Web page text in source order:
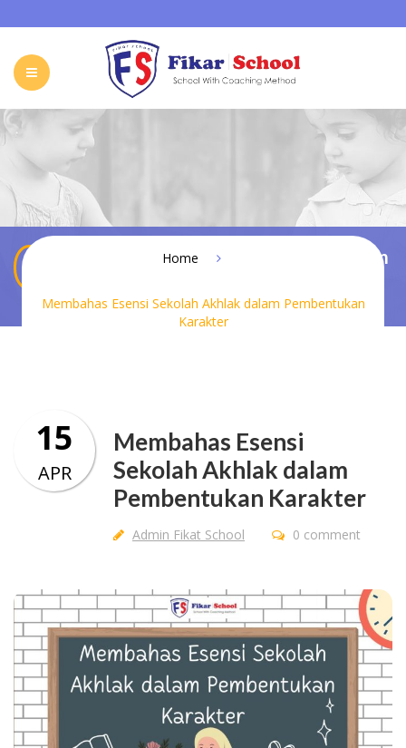
ABOUT FIKAR SCHOOL CAREER
FIKAR SCHOOL ONLINE CONTACT INDONESIA
Membahas Esensi Sekolah Akhlak dalam
Home
Membahas Esensi Sekolah Akhlak dalam Pembentukan
Karakter
Membahas Esensi
Sekolah Akhlak dalam
Pembentukan Karakter
Admin Fikat School
15
APR
0 comment